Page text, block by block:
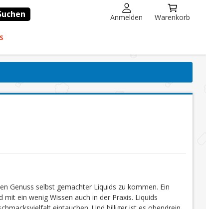
Anmelden Warenkorb
Genuss selbst gemachter Liquids zu kommen. Ein
ein wenig Wissen auch in der Praxis. Liquids